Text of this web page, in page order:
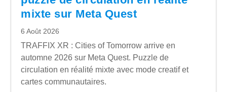
mixte sur Meta Quest
6 Août 2026
TRAFFIX XR : Cities of Tomorrow arrive en
automne 2026 sur Meta Quest. Puzzle de
circulation en réalité mixte avec mode creatif et
cartes communautaires.